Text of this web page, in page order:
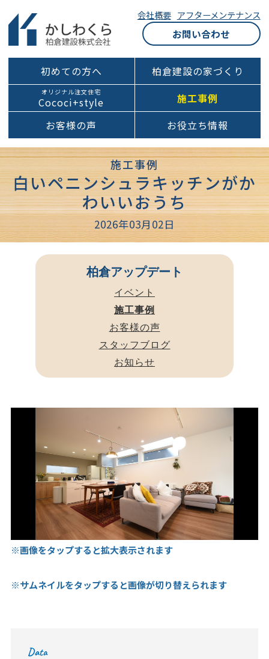
会社概要 アフターメンテナンス
お問い合わせ
初めての方へ 柏倉建設の家づくり
オリジナル注文住宅
Cococi+style
施工事例
お客様の声
お役立ち情報
施工事例
白いペニンシュラキッチンがか
わいいおうち
2026年03月02日
※画像をタップすると拡大表示されます
※サムネイルをタップすると画像が切り替えられます
Data
柏倉アップデート
イベント
施工事例
お客様の声
スタッフブログ
お知らせ